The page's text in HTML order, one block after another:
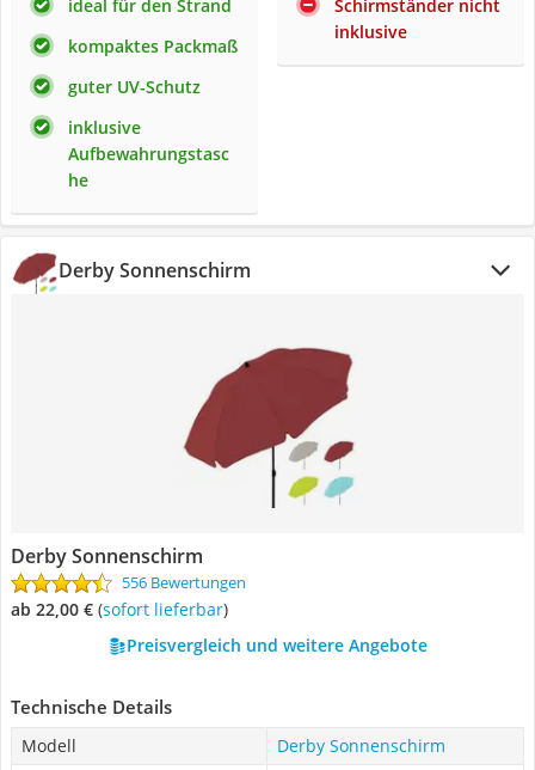
ideal für den Strand
kompaktes Packmaß
guter UV-Schutz
inklusive
Aufbewahrungstasc
he
Schirmständer nicht
inklusive
Derby Sonnenschirm
Derby Sonnenschirm
556 Bewertungen
ab 22,00 € ( Sofort lieferbar)
Preisvergleich und weitere Angebote
Technische Details
Modell
Derby Sonnenschirm